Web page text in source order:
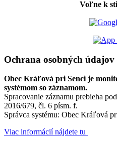
Voľne k
Ochrana osobných údajov
Obec Kráľová pri Senci je
systémom so záznamom.
Spracovanie záznamu prebieha
2016/679, čl. 6 písm. f.
Správca systému: Obec Kráľová
Viac informácií nájdete tu